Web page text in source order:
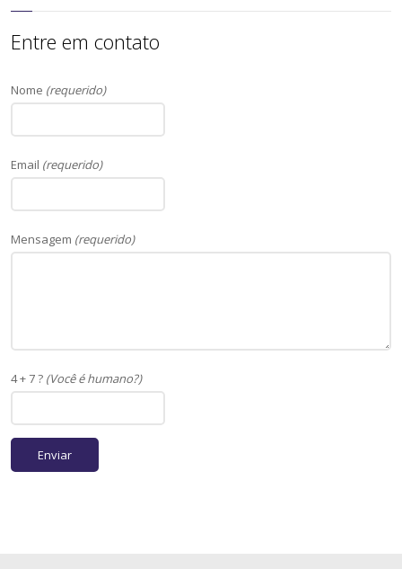
Entre em contato
Nome (requerido)
Email (requerido)
Mensagem (requerido)
4 + 7 ? (Você é humano?)